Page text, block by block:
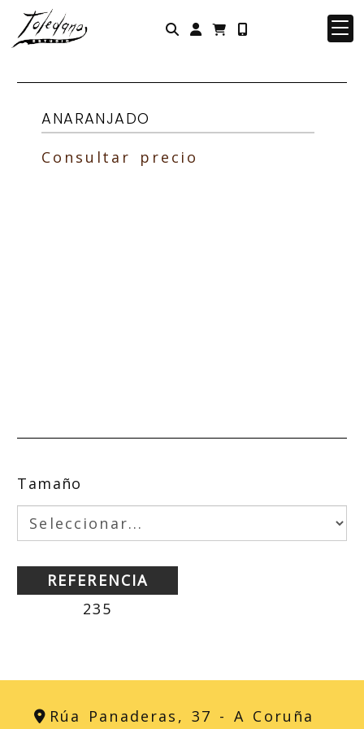
Identifícate
ANARANJADO
Consultar precio
Tamaño
REFERENCIA
235
Rúa Panaderas, 37 -A Coruña